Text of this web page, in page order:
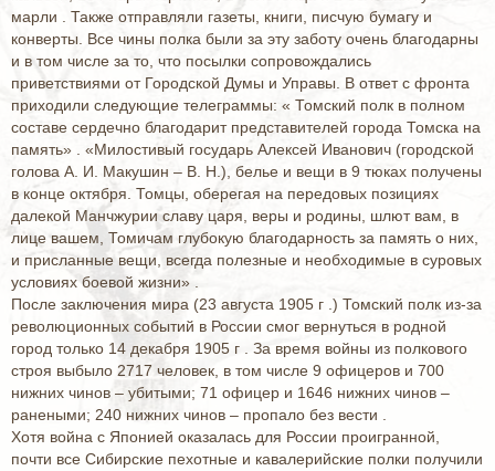
марли . Также отправляли газеты, книги, писчую бумагу и
конверты. Все чины полка были за эту заботу очень благодарны
и в том числе за то, что посылки сопровождались
приветствиями от Городской Думы и Управы. В ответ с фронта
приходили следующие телеграммы: « Томский полк в полном
составе сердечно благодарит представителей города Томска на
память» . «Милостивый государь Алексей Иванович (городской
голова А. И. Макушин – В. Н.), белье и вещи в 9 тюках получены
в конце октября. Томцы, оберегая на передовых позициях
далекой Манчжурии славу царя, веры и родины, шлют вам, в
лице вашем, Томичам глубокую благодарность за память о них,
и присланные вещи, всегда полезные и необходимые в суровых
условиях боевой жизни» .
После заключения мира (23 августа 1905 г .) Томский полк из-за
революционных событий в России смог вернуться в родной
город только 14 декабря 1905 г . За время войны из полкового
строя выбыло 2717 человек, в том числе 9 офицеров и 700
нижних чинов – убитыми; 71 офицер и 1646 нижних чинов –
ранеными; 240 нижних чинов – пропало без вести .
Хотя война с Японией оказалась для России проигранной,
почти все Сибирские пехотные и кавалерийские полки получили